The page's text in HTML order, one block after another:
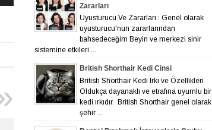
Zararları
Uyusturucu Ve Zararları : Genel olarak
uyusturucu'nun zararlarından
bahsedeceğim Beyin ve merkezi sinir
sistemine etkileri ...
British Shorthair Kedi Cinsi
British Shorthair Kedi Irkı ve Özellikleri
Oldukça dayanaklı ve etrafına uyumlu bir
kedi ırkıdır. British Shorthair genel olarak
şehir ...